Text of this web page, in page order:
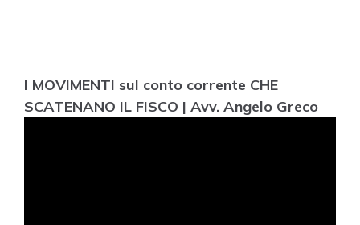
I MOVIMENTI sul conto corrente CHE
SCATENANO IL FISCO | Avv. Angelo Greco